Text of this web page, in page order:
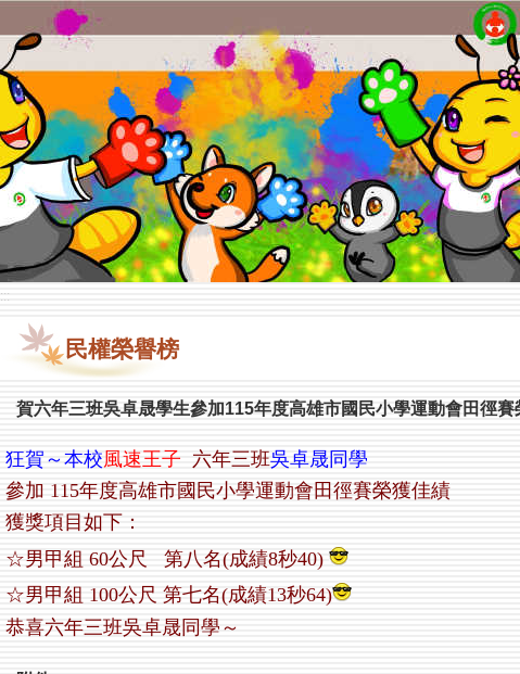
:::
民權榮譽榜
賀六年三班吳卓晟學生參加115年度高雄市國民小學運動會田徑賽
狂賀～ 本校風速王子 六年三班吳卓晟同學
參加 115年度高雄市國民小學運動會田徑賽榮獲佳績
獲獎項目如下：
☆男甲組 60公尺 第八名(成績8秒40)
☆男甲組 100公尺 第七名(成績13秒64)
恭喜六年三班吳卓晟同學～